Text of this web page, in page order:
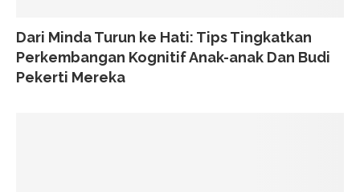
Dari Minda Turun ke Hati: Tips Tingkatkan
Perkembangan Kognitif Anak-anak Dan Budi
Pekerti Mereka